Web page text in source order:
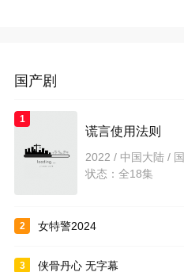
国产剧
1
谎言使用法则
2022 / 中国大陆 /
状态：全18集
2 女特警2024
3 侠骨丹心 无字幕